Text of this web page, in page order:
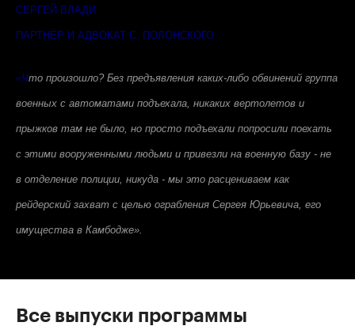
СЕРГЕЙ ВЛАДИ
ПАРТНЁР И АДВОКАТ С. ПОЛОНСКОГО
«Что произошло? Без предъявления каких-либо обвинений группа
военных с автоматами подъехала, никаких вертолетов и
прыжков там не было, но просто подъехали попросили поехать
с этими вооруженными людьми и привезли на военную базу - не
в отделение полиции, никуда - мы это расцениваем как
рейдерский захват с целью ограбления Сергея Юрьевича, его
имущества в Камбодже».
Все выпуски программы